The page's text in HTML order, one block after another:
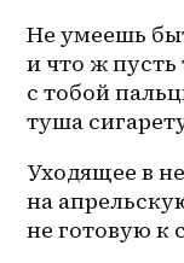
Не умеешь
и что ж
с тобой
туша
Уходящее в
на
не готовую к